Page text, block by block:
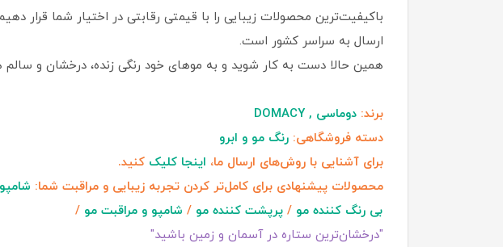
باکیفیت‌ترین محصولات زیبایی را با قیمتی رقابتی در اختیار شما قرار
ارسال به سراسر کشور است.
همین حالا دست به کار شوید و به موهای خود رنگی زنده، درخشان و سالم
برند: دوماسی , DOMACY
دسته فروشگاهی: رنگ مو و ابرو
برای آشنایی با روش‌های ارسال ما، اینجا کلیک کنید.
محصولات پیشنهادی برای کامل‌تر کردن تجربه زیبایی و مراقبت شما:
بی رنگ کننده مو / پرپشت کننده مو / شامپو و مراقبت مو /
"درخشان‌ترین ستاره در آسمان و زمین باشید"